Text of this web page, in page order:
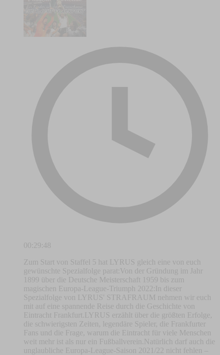
00:29:48
Zum Start von Staffel 5 hat LYRUS gleich eine von euch
gewünschte Spezialfolge parat:Von der Gründung im Jahr
1899 über die Deutsche Meisterschaft 1959 bis zum
magischen Europa-League-Triumph 2022:In dieser
Spezialfolge von LYRUS' STRAFRAUM nehmen wir euch
mit auf eine spannende Reise durch die Geschichte von
Eintracht Frankfurt.LYRUS erzählt über die größten Erfolge,
die schwierigsten Zeiten, legendäre Spieler, die Frankfurter
Fans und die Frage, warum die Eintracht für viele Menschen
weit mehr ist als nur ein Fußballverein.Natürlich darf auch die
unglaubliche Europa-League-Saison 2021/22 nicht fehlen –